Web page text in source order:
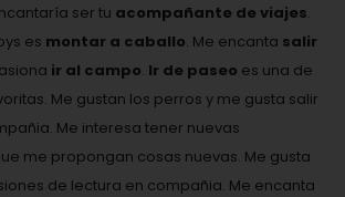
ser tu acompañante de viajes.
es montar a caballo. Me encanta salir
ir al campo. Ir de paseo es una de
Me gustan los perros y me gusta salir
Me interesa tener nuevas
me propongan cosas nuevas. Me gusta
de lectura en compañia. Me encanta